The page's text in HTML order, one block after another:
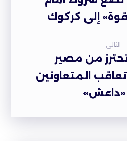
إلى كركوك
التالى
تحترز من مصير
المتعاونين